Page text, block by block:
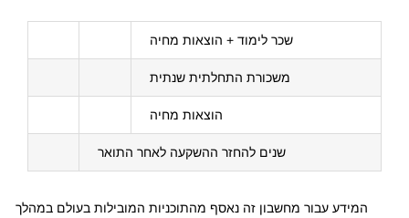
שכר לימוד + הוצאות מחיה
משכורת התחלתית שנתית
הוצאות מחיה
שנים להחזר ההשקעה לאחר התואר
המידע עבור מחשבון זה נאסף מהתוכניות המובילות בעולם במהלך